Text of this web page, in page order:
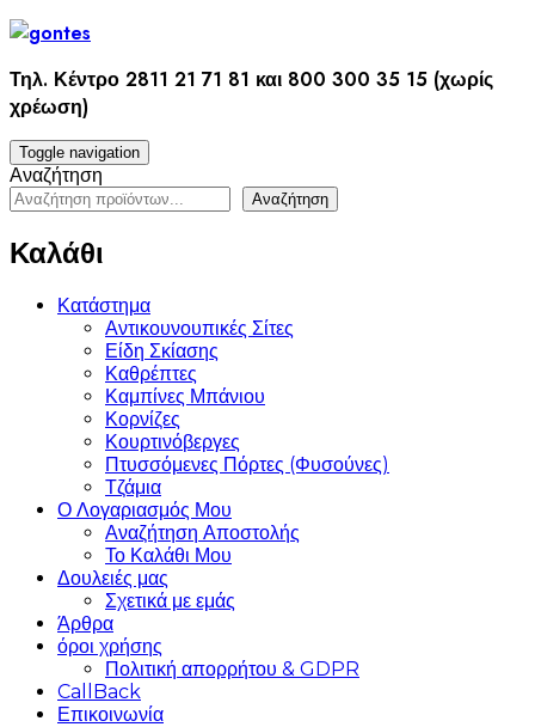
Skip
Τηλ. Κέντρο 2811 21 71 81 και 800 300 35 15 (χωρίς
χρέωση)
Toggle navigation
Αναζήτηση
Αναζήτηση
Καλάθι
Κατάστημα
Αντικουνουπικές Σίτες
Είδη Σκίασης
Καθρέπτες
Καμπίνες Μπάνιου
Κορνίζες
Κουρτινόβεργες
Πτυσσόμενες Πόρτες (Φυσούνες)
Τζάμια
Ο Λογαριασμός Μου
Αναζήτηση Αποστολής
Το Καλάθι Μου
Δουλειές μας
Σχετικά με εμάς
Άρθρα
όροι χρήσης
Πολιτική απορρήτου & GDPR
CallBack
Επικοινωνία